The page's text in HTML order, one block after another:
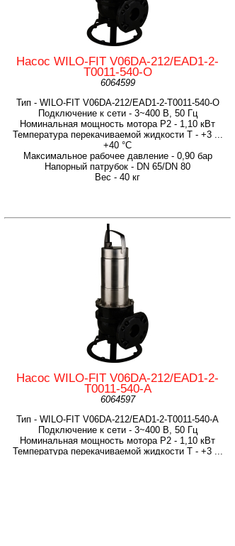
Насос WILO-FIT V06DA-212/EAD1-2-
T0011-540-O
6064599
Тип - WILO-FIT V06DA-212/EAD1-2-T0011-540-O
Подключение к сети - 3~400 В, 50 Гц
Номинальная мощность мотора P2 - 1,10 кВт
Температура перекачиваемой жидкости T - +3 ...
+40 °C
Максимальное рабочее давление - 0,90 бар
Напорный патрубок - DN 65/DN 80
Вес - 40 кг
Насос WILO-FIT V06DA-212/EAD1-2-
T0011-540-A
6064597
Тип - WILO-FIT V06DA-212/EAD1-2-T0011-540-A
Подключение к сети - 3~400 В, 50 Гц
Номинальная мощность мотора P2 - 1,10 кВт
Температура перекачиваемой жидкости T - +3 ...